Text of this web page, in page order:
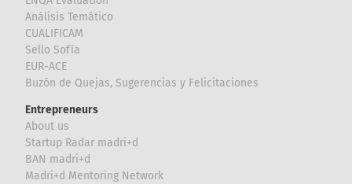
Análisis Temático
CUALIFICAM
Sello Sofía
EUR-ACE
Buzón de Quejas, Sugerencias y Felicitaciones
Entrepreneurs
About us
Startup Radar madri+d
BAN madri+d
Madri+d Mentoring Network